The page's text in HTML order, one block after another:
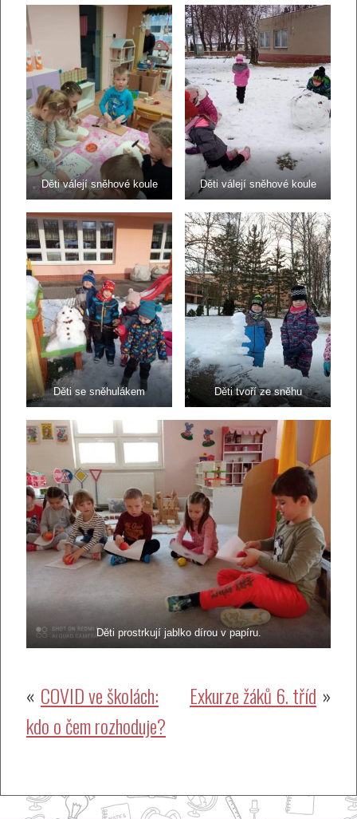
Děti válejí sněhové koule Děti válejí sněhové koule
Děti se sněhulákem Děti tvoří ze sněhu
Děti prostrkují jablko dírou v papíru.
Navigace
pro
COVID ve školách:
kdo o čem rozhoduje?
Exkurze žáků 6. tříd